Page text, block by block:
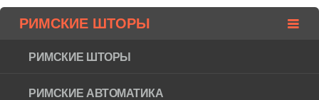
РИМСКИЕ ШТОРЫ
РИМСКИЕ ШТОРЫ
РИМСКИЕ АВТОМАТИКА